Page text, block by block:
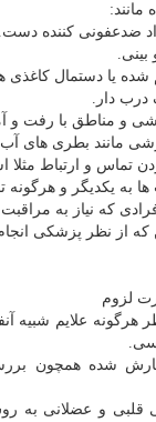
مانند:
ضدعفونی کننده دست.
شده یا دستمال
درب دار.
و مناطق با رفت و
مانند بطری های
تماس و ارتباط
به یکدیگر و هرگونه
که نیاز به
که از نظر پزشکی
علایم شبیه
شده همچون
قلبی و عضلانی